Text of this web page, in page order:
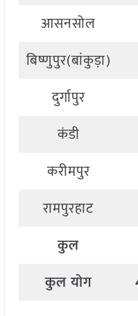
आसनसोल
बिष्णुपुर(बांकुड़ा)
दुर्गापुर
कंडी
करीमपुर
रामपुरहाट
कुल
कुलयोग